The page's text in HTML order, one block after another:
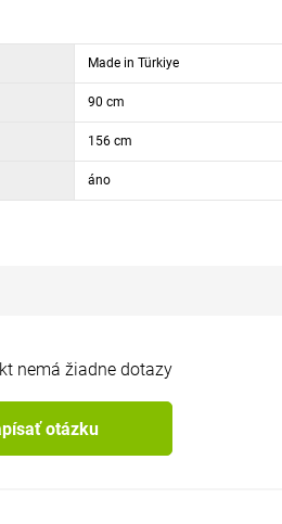
Made in Türkiye
90 cm
156 cm
áno
nemá žiadne dotazy
otázku